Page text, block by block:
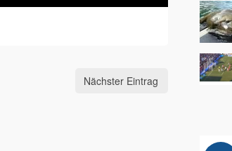
Nächster Eintrag